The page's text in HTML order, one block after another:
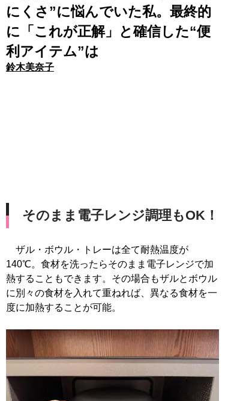
にくさ”に悩んでいた私。最終的
に「これが正解」と確信した“便
利アイテム”は
鈴木美奈子
そのまま電子レンジ調理もOK！
ザル・ボウル・トレーは全て耐熱温度が
140℃。食材を洗ったらそのまま電子レンジで加
熱することもできます。その場合もザルとボウル
に別々の食材を入れて重ねれば、異なる食材を一
度に加熱することが可能。